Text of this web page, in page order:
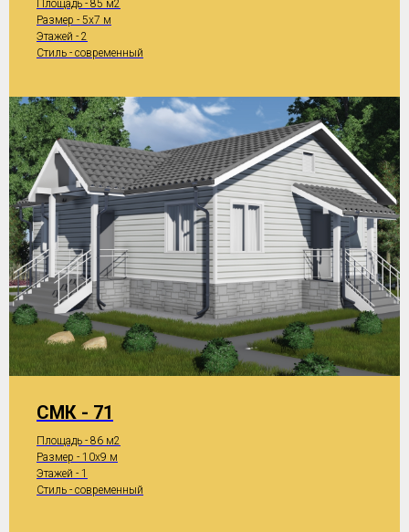
Площадь - 85 м2
Размер - 5x7 м
Этажей - 2
Стиль - современный
СМК - 71
Площадь - 86 м2
Размер - 10x9 м
Этажей - 1
Стиль - современный